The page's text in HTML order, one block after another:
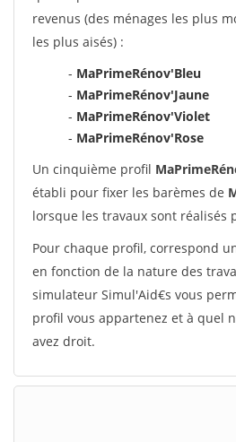
revenus (des ménages les plus
les plus aisés) :
- MaPrimeRénov'Bleu
- MaPrimeRénov'Jaune
- MaPrimeRénov'Violet
- MaPrimeRénov'Rose
Un cinquième profil
établi pour fixer les barèmes de
lorsque les travaux sont réalisés
Pour chaque profil, correspond
en fonction de la nature des
simulateur Simul'Aid€s vous
profil vous appartenez et à quel
avez droit.